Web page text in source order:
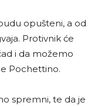
opušteni, a od
Protivnik će
i da možemo
Pochettino.
spremni, te da je